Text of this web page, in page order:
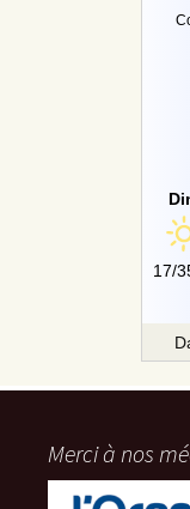
17/
Merci à nos